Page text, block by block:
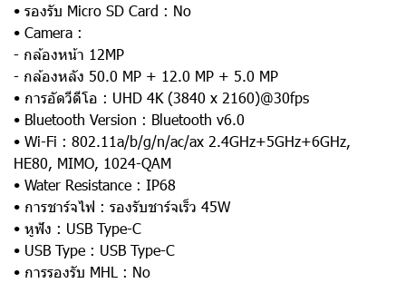
• รองรับ Micro SD Card : No
• Camera :
- กล้องหน้า 12MP
- กล้องหลัง 50.0 MP + 12.0 MP + 5.0 MP
• การอัดวีดีโอ : UHD 4K (3840 x 2160)@30fps
• Bluetooth Version : Bluetooth v6.0
• Wi-Fi : 802.11a/b/g/n/ac/ax 2.4GHz+5GHz+6GHz,
HE80, MIMO, 1024-QAM
• Water Resistance : IP68
• การชาร์จไฟ : รองรับชาร์จเร็ว 45W
• หูฟัง : USB Type-C
• USB Type : USB Type-C
• การรองรับ MHL : No